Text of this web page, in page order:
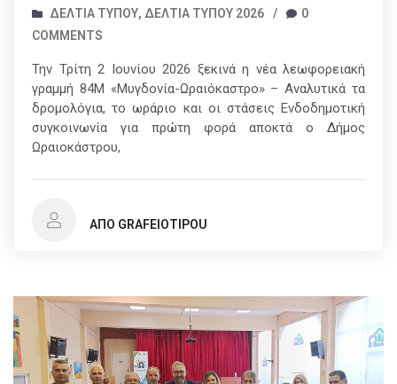
ΔΕΛΤΊΑ ΤΎΠΟΥ, ΔΕΛΤΊΑ ΤΎΠΟΥ 2026 /
0
COMMENTS
Την Τρίτη 2 Ιουνίου 2026 ξεκινά η νέα λεωφορειακή
γραμμή 84Μ «Μυγδονία-Ωραιόκαστρο» – Αναλυτικά τα
δρομολόγια, το ωράριο και οι στάσεις Ενδοδημοτική
συγκοινωνία για πρώτη φορά αποκτά ο Δήμος
Ωραιοκάστρου,
ΑΠΌ GRAFEIOTIPOU